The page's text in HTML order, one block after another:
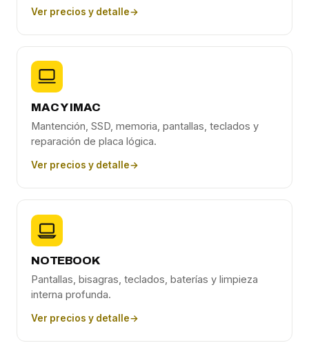
Ver precios y detalle→
MAC Y IMAC
Mantención, SSD, memoria, pantallas, teclados y
reparación de placa lógica.
Ver precios y detalle→
NOTEBOOK
Pantallas, bisagras, teclados, baterías y limpieza
interna profunda.
Ver precios y detalle→